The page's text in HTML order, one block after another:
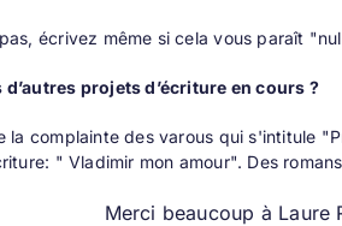
écrivez même si cela vous paraît
d’autres projets d’écriture en cours ?
la complainte des varous qui s'intitule
" Vladimir mon amour". Des
Merci beaucoup à Laure